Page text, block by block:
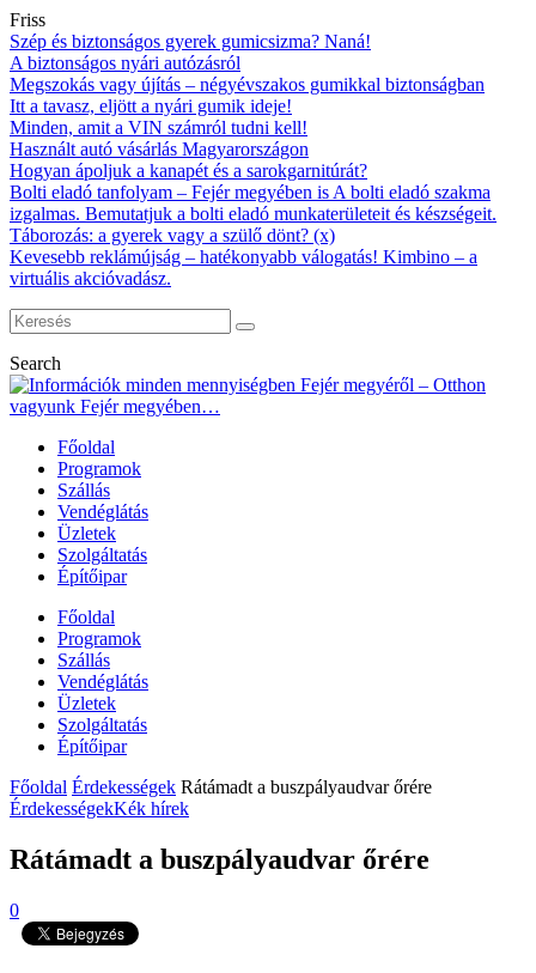
Friss
Szép és biztonságos gyerek gumicsizma? Naná!
A biztonságos nyári autózásról
Megszokás vagy újítás – négyévszakos gumikkal biztonságban
Itt a tavasz, eljött a nyári gumik ideje!
Minden, amit a VIN számról tudni kell!
Használt autó vásárlás Magyarországon
Hogyan ápoljuk a kanapét és a sarokgarnitúrát?
Bolti eladó tanfolyam – Fejér megyében is A bolti eladó szakma
izgalmas. Bemutatjuk a bolti eladó munkaterületeit és készségeit.
Táborozás: a gyerek vagy a szülő dönt? (x)
Kevesebb reklámújság – hatékonyabb válogatás! Kimbino – a
virtuális akcióvadász.
Search
Főoldal
Programok
Szállás
Vendéglátás
Üzletek
Szolgáltatás
Építőipar
Főoldal
Programok
Szállás
Vendéglátás
Üzletek
Szolgáltatás
Építőipar
Főoldal Érdekességek Rátámadt a buszpályaudvar őrére
ÉrdekességekKék hírek
Rátámadt a buszpályaudvar őrére
0